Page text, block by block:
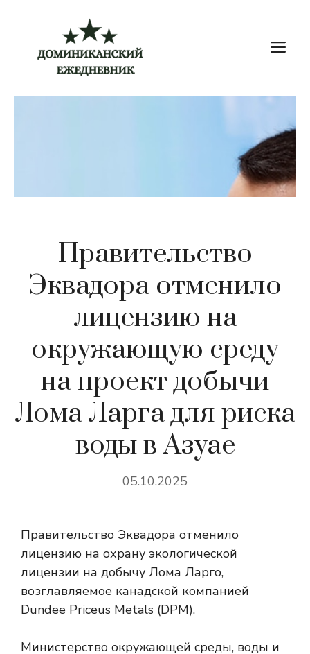
содержимому
Правительство
Эквадора отменило
лицензию на
окружающую среду
на проект добычи
Лома Ларга для риска
воды в Азуае
05.10.2025
Правительство Эквадора отменило
лицензию на охрану экологической
лицензии на добычу Лома Ларго,
возглавляемое канадской компанией
Dundee Priceus Metals (DPM).
Министерство окружающей среды, воды и